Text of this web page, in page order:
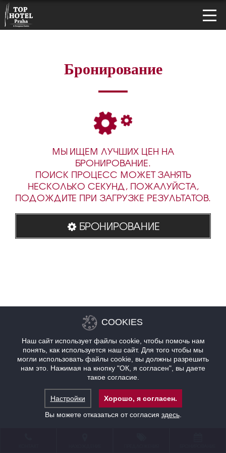
Бронирование
МЫ ИЩЕМ ЛУЧШИХ ЦЕН НА
БРОНИРОВАНИЕ.
ПОИСК ПРОЦЕСС МОЖЕТ ЗАНЯТЬ
НЕСКОЛЬКО СЕКУНД, ПОЖАЛУЙСТА,
ПОДОЖДИТЕ ПРИ ЗАГРУЗКЕ РЕЗУЛЬТАТОВ.
БРОНИРОВАНИЕ
COOKIES
Наш сайт использует файлы cookie, чтобы помочь нам
понять, как используется наш сайт. Для того чтобы мы
могли использовать файлы cookie, вы должны разрешить
нам это. Нажимая на кнопку "ОК, я согласен", вы даете
такое согласие.
Настройки
Хорошо, я согласен.
Вы можете отказаться от согласия здесь.